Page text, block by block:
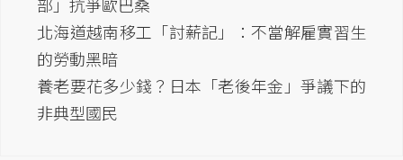
北海道越南移工「討薪記」：不當解雇實習生
的勞動黑暗
養老要花多少錢？日本「老後年金」爭議下的
非典型國民